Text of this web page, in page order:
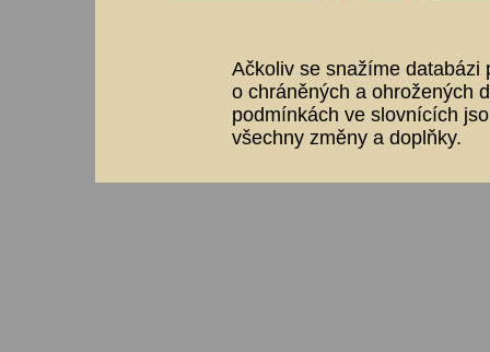
Ačkoliv se snažíme databázi
o chráněných a ohrožených
podmínkách ve slovnících
všechny změny a doplňky.